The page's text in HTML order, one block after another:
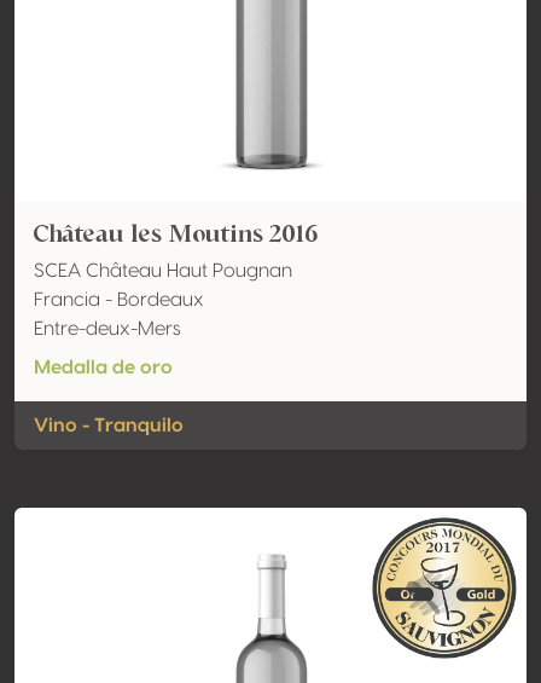
Château les Moutins 2016
SCEA Château Haut Pougnan
Francia - Bordeaux
Entre-deux-Mers
Medalla de oro
Vino - Tranquilo